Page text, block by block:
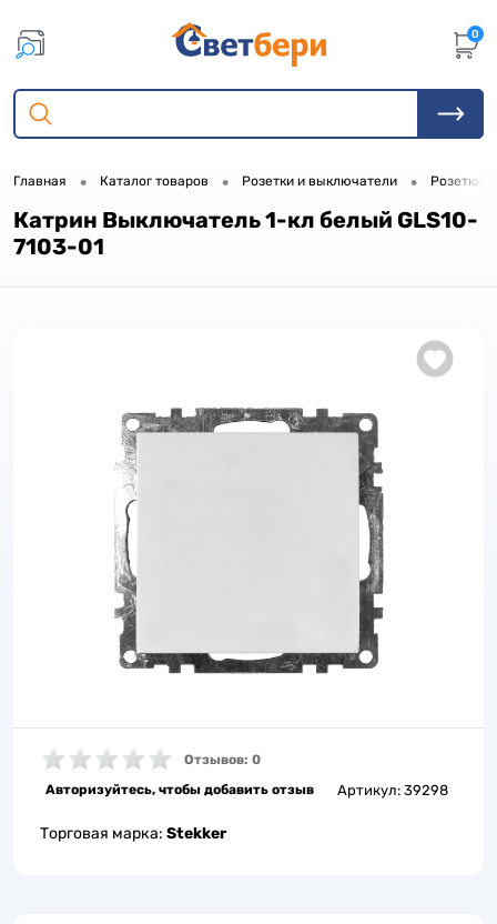
0
Главная • Каталог товаров • Розетки и выключатели • Розетки,
Катрин Выключатель 1-кл белый GLS10-
7103-01
Отзывов: 0
Авторизуйтесь, чтобы добавить отзыв
Артикул: 39298
Торговая марка: Stekker